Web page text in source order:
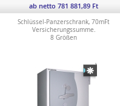
ab netto 781 881,89 Ft
Schlüssel-Panzerschrank, 70mFt
Versicherungssumme.
8 Größen